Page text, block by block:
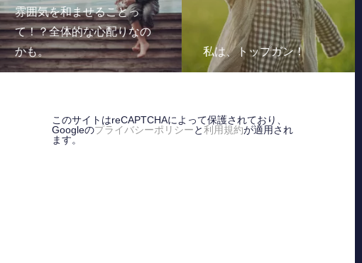
雰囲気を和ませることっ
て！？全体的な心配りなの
かも。
私は、トップガン！
このサイトはreCAPTCHAによって保護されており、
Googleのプライバシーポリシーと利用規約が適用され
ます。